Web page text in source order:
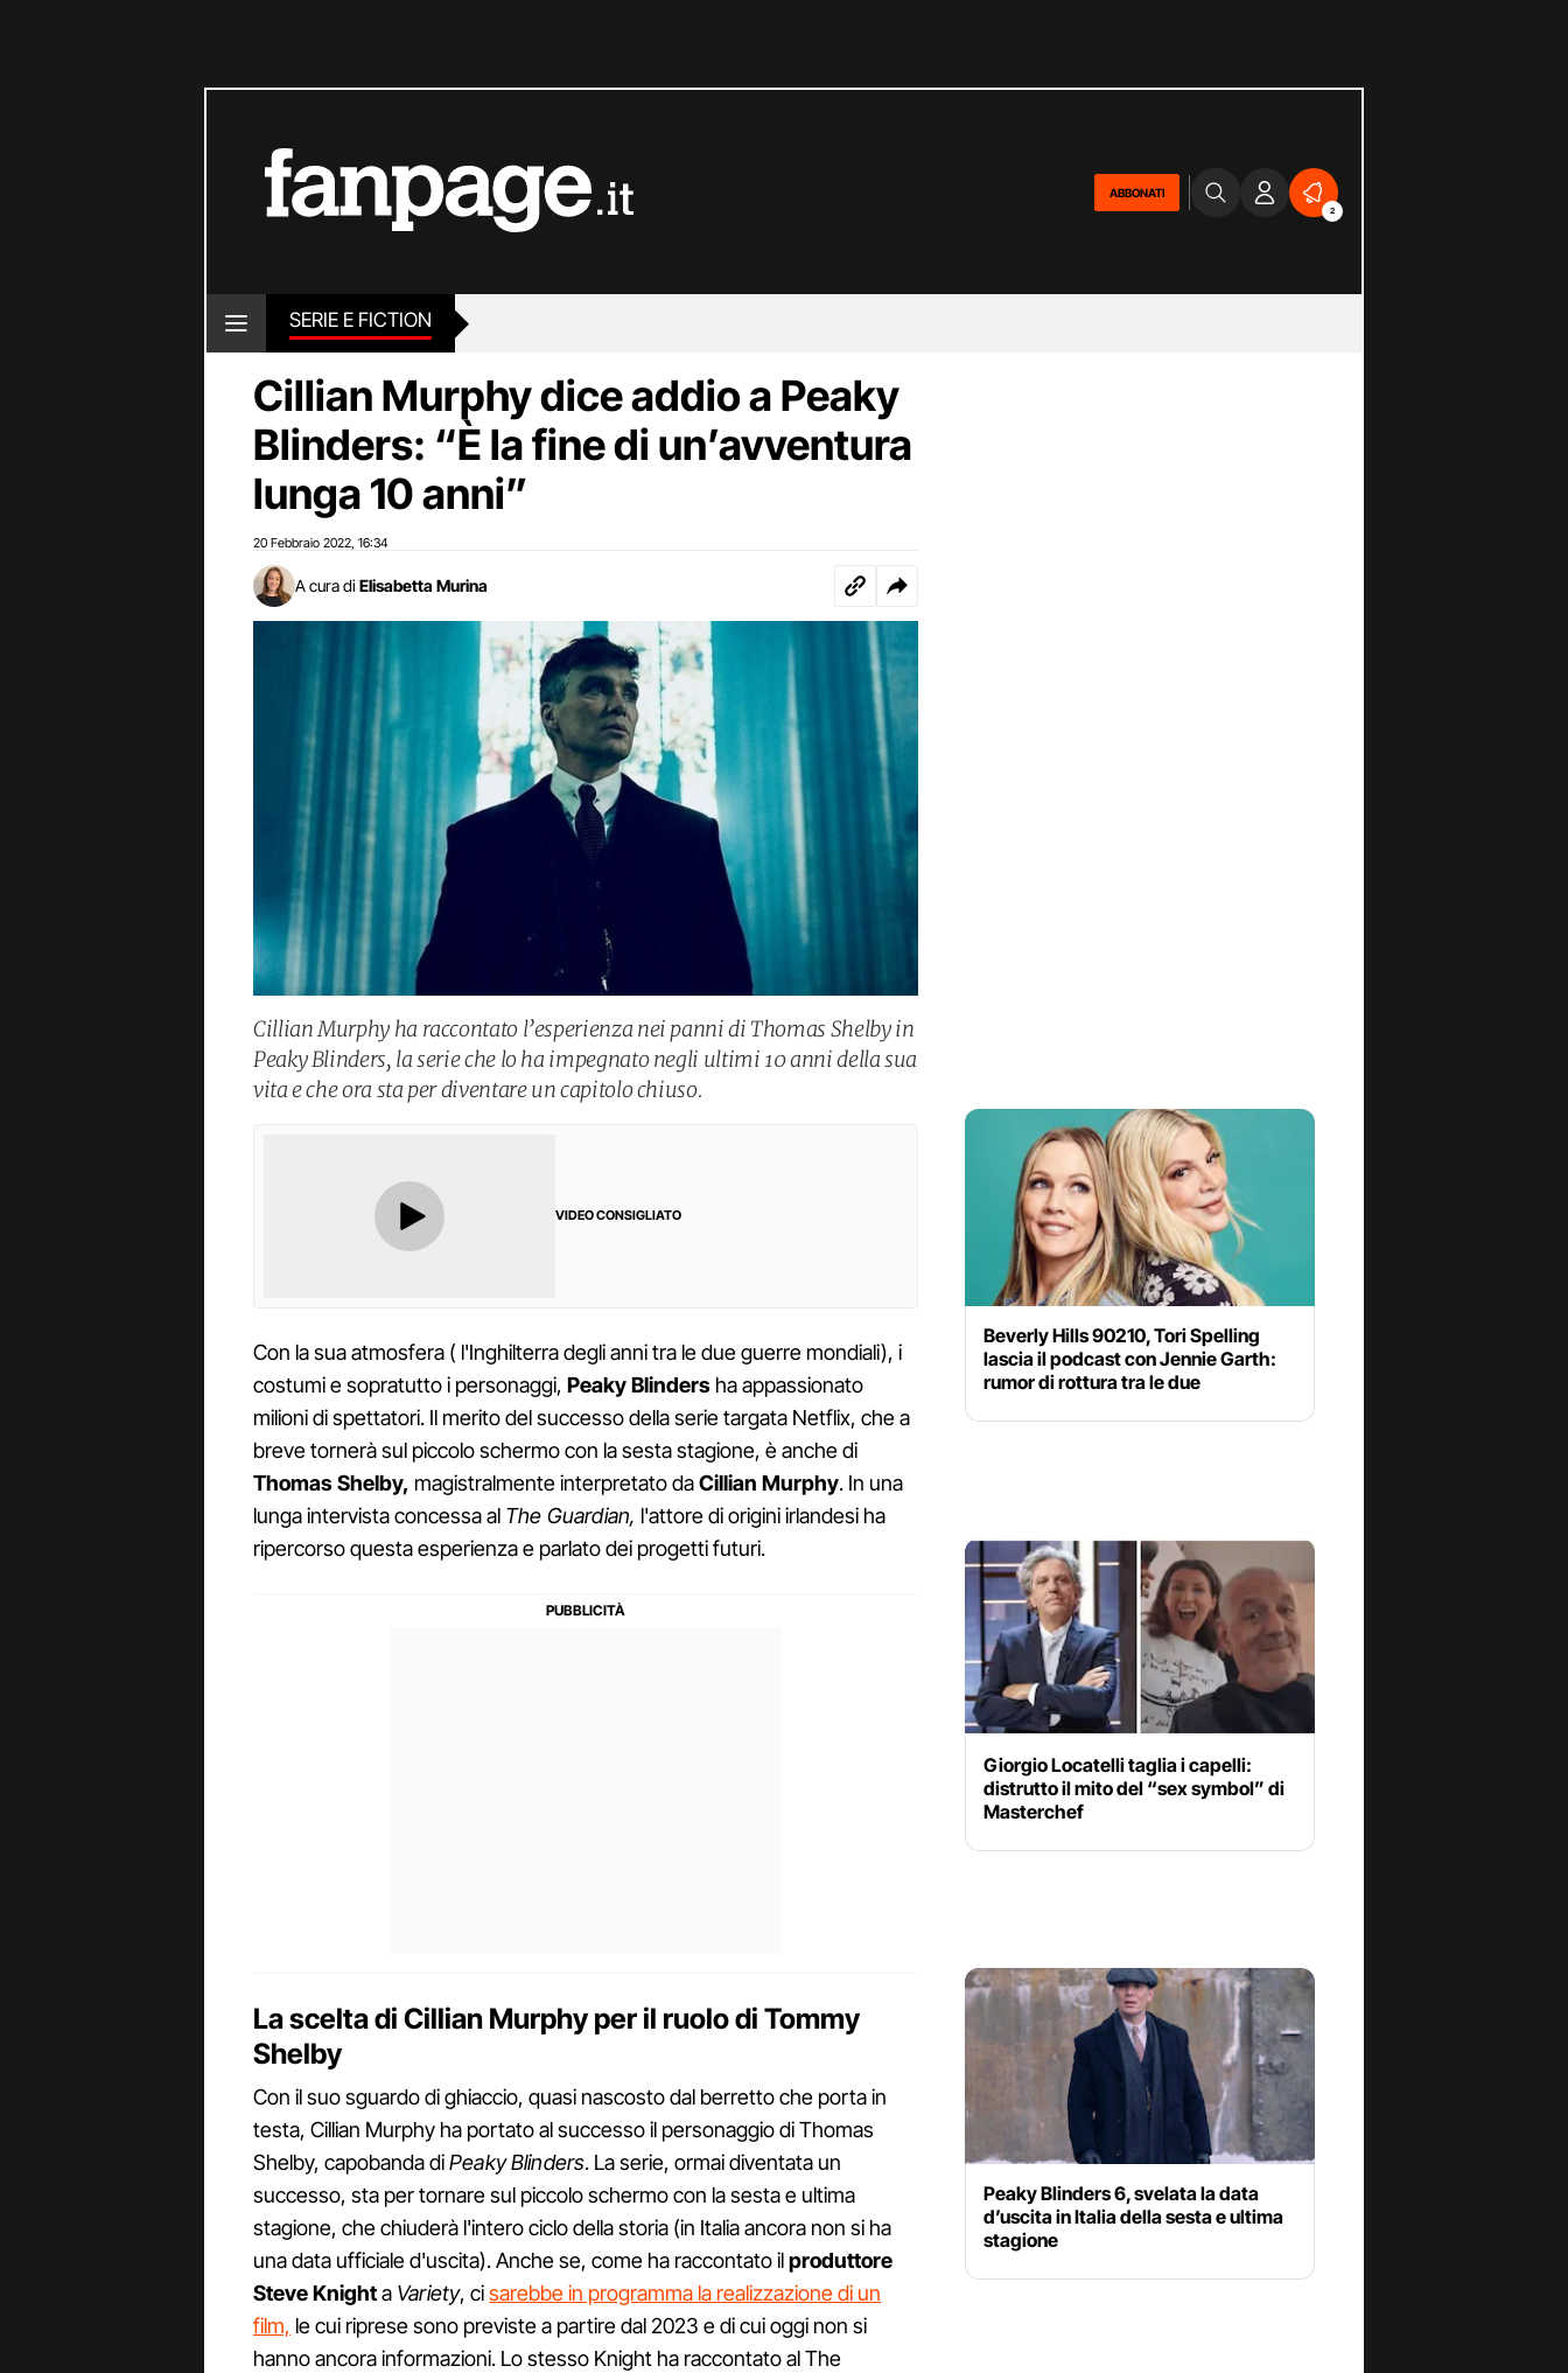
ABBONATI
2
SERIE E FICTION
Cillian Murphy dice addio a Peaky
Blinders: “È la fine di un’avventura
lunga 10 anni”
20 Febbraio 2022 16:34
A cura di Elisabetta Murina
Cillian Murphy ha raccontato l’esperienza nei panni di Thomas Shelby in
Peaky Blinders, la serie che lo ha impegnato negli ultimi 10 anni della sua
vita e che ora sta per diventare un capitolo chiuso.
VIDEO CONSIGLIATO
Con la sua atmosfera ( l'Inghilterra degli anni tra le due guerre mondiali), i
costumi e sopratutto i personaggi, Peaky Blinders ha appassionato
milioni di spettatori. Il merito del successo della serie targata Netflix, che a
breve tornerà sul piccolo schermo con la sesta stagione, è anche di
Thomas Shelby, magistralmente interpretato daCillian Murphy. In una
lunga intervista concessa al The Guardian, l'attore di origini irlandesi ha
ripercorso questa esperienza e parlato dei progetti futuri.
La scelta di Cillian Murphy per il ruolo di Tommy
Shelby
Con il suo sguardo di ghiaccio, quasi nascosto dal berretto che porta in
testa, Cillian Murphy ha portato al successo il personaggio di Thomas
Shelby, capobanda diPeakyBlinders. La serie, ormai diventata un
successo, sta per tornare sul piccolo schermo con la sesta e ultima
stagione, che chiuderà l'intero ciclo della storia (in Italia ancora non si ha
una data ufficiale d'uscita). Anche se, come ha raccontato ilproduttore
Steve Knighta Variety, cisarebbe in programma la realizzazione di un
film, le cui riprese sono previste a partire dal 2023 e di cui oggi non si
hanno ancora informazioni. Lo stesso Knight ha raccontato al The
Beverly Hills 90210, Tori Spelling
lascia il podcast con Jennie Garth:
rumor di rottura tra le due
Giorgio Locatelli taglia i capelli:
distrutto il mito del “sex symbol” di
Masterchef
Peaky Blinders 6, svelata la data
d’uscita in Italia della sesta e ultima
stagione